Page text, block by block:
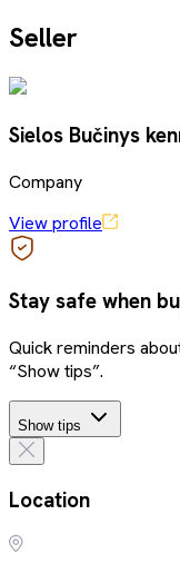
Seller
Sielos Bučinys
Company
View profile
Stay safe when
Quick reminders
“Show tips”.
Show tips
Location